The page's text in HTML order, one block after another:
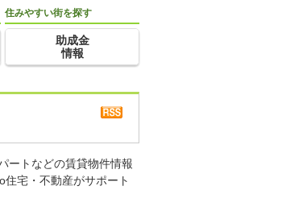
住みやすい街を探す
助成金
情報
ートなどの賃貸物件情報
宅・不動産がサポート